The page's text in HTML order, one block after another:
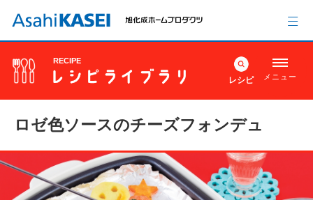
RECIPE
レシピ メニュー
ロゼ色ソースのチーズフォンデュ